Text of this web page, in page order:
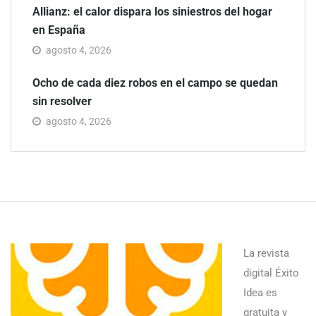
Allianz: el calor dispara los siniestros del hogar
en España
agosto 4, 2026
Ocho de cada diez robos en el campo se quedan
sin resolver
agosto 4, 2026
La revista
digital Éxito
Idea es
gratuita y